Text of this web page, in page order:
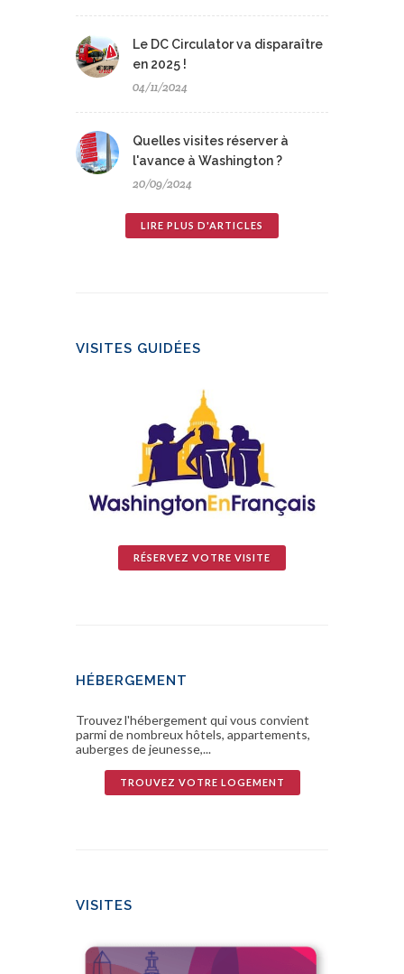
Le DC Circulator va disparaître
en 2025 !
04/11/2024
Quelles visites réserver à
l'avance à Washington ?
20/09/2024
LIRE PLUS D'ARTICLES
VISITES GUIDÉES
RÉSERVEZ VOTRE VISITE
HÉBERGEMENT
Trouvez l'hébergement qui vous convient
parmi de nombreux hôtels, appartements,
auberges de jeunesse,...
TROUVEZ VOTRE LOGEMENT
VISITES